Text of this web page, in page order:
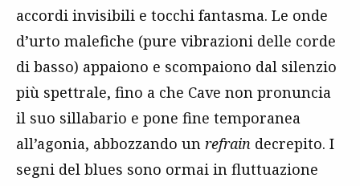
accordi invisibili e tocchi fantasma. Le onde
d’urto malefiche (pure vibrazioni delle corde
di basso) appaiono e scompaiono dal silenzio
più spettrale, fino a che Cave non pronuncia
il suo sillabario e pone fine temporanea
all’agonia, abbozzando un refrain decrepito. I
segni del blues sono ormai in fluttuazione